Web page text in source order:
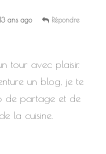
ans ago Répondre
tour avec plaisir.
un blog, je te
de partage et de
la cuisine.